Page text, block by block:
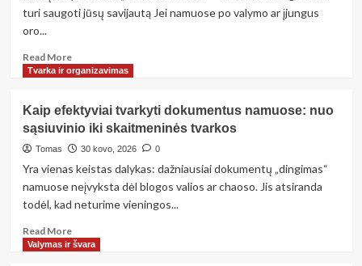
darbų,
kuriuos
kiekvieną
mėnesį
turi saugoti jūsų savijautą Jei namuose po valymo ar įjungus
oro...
Read MoreRead
more
kvapai:
kaip
pasirinkti
tinkamą
gaiviklį
ir
alergijų
bei
Tvarka ir organizavimas
Kaip efektyviai tvarkyti dokumentus namuose: nuo
sąsiuvinio iki skaitmeninės tvarkos
Tomas 30 kovo, 2026 0
Yra vienas keistas dalykas: dažniausiai dokumentų „dingimas“
namuose neįvyksta dėl blogos valios ar chaoso. Jis atsiranda
todėl, kad neturime vieningos...
Read MoreRead
more
Valymas ir švara